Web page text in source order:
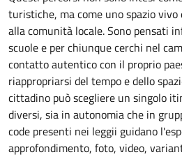
turistiche, ma come uno spazio
alla comunità locale. Sono pensati
scuole e per chiunque cerchi nel
contatto autentico con il proprio
riappropriarsi del tempo e dello
cittadino può scegliere un singolo
diversi, sia in autonomia che in
code presenti nei leggii guidano
approfondimento, foto, video,